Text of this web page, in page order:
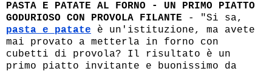
PASTA E PATATE AL FORNO - UN PRIMO PIATTO
GODURIOSO CON PROVOLA FILANTE - "Si sa,
pasta e patate è un'istituzione, ma avete
mai provato a metterla in forno con
cubetti di provola? Il risultato è un
primo piatto invitante e buonissimo da